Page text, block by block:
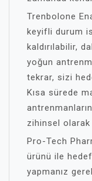
Trenbolone
keyifli durum
kaldırılabilir,
yoğun
tekrar, sizi
Kısa sürede
zihinsel
Pro-Tech
ürünü ile
yapmanız